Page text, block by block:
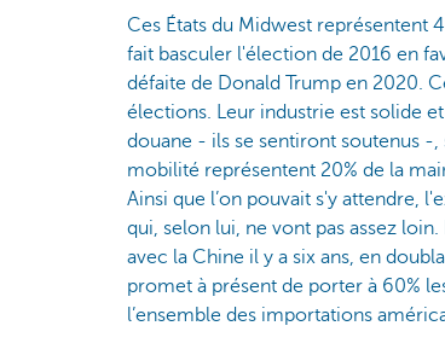
Ces États du Midwest représentent
fait basculer l'élection de 2016 en
défaite de Donald Trump en 2020.
élections. Leur industrie est solide
douane - ils se sentiront soutenus -
mobilité représentent 20% de la
Ainsi que l’on pouvait s'y attendre,
qui, selon lui, ne vont pas assez
avec la Chine il y a six ans, en
promet à présent de porter à 60%
l’ensemble des importations